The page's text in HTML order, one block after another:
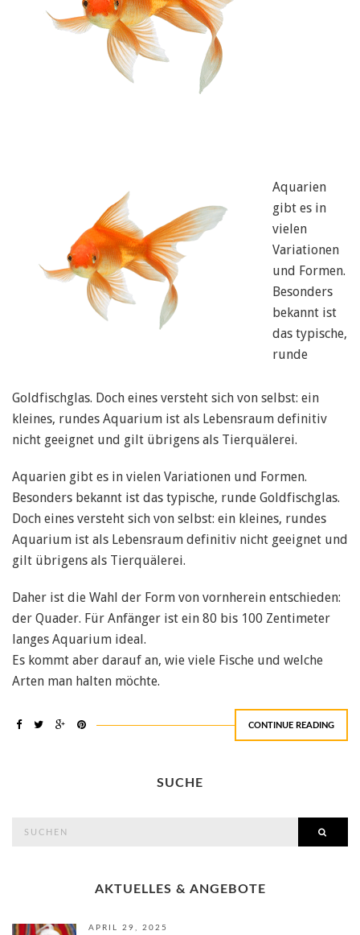
Aquarien
gibt es in
vielen
Variationen
und Formen.
Besonders
bekannt ist
das typische,
runde
Goldfischglas. Doch eines versteht sich von selbst: ein
kleines, rundes Aquarium ist als Lebensraum definitiv
nicht geeignet und gilt übrigens als Tierquälerei.
Aquarien gibt es in vielen Variationen und Formen.
Besonders bekannt ist das typische, runde Goldfischglas.
Doch eines versteht sich von selbst: ein kleines, rundes
Aquarium ist als Lebensraum definitiv nicht geeignet und
gilt übrigens als Tierquälerei.
Daher ist die Wahl der Form von vornherein entschieden:
der Quader. Für Anfänger ist ein 80 bis 100 Zentimeter
langes Aquarium ideal.
Es kommt aber darauf an, wie viele Fische und welche
Arten man halten möchte.
CONTINUE READING
SUCHE
AKTUELLES & ANGEBOTE
APRIL 29, 2025